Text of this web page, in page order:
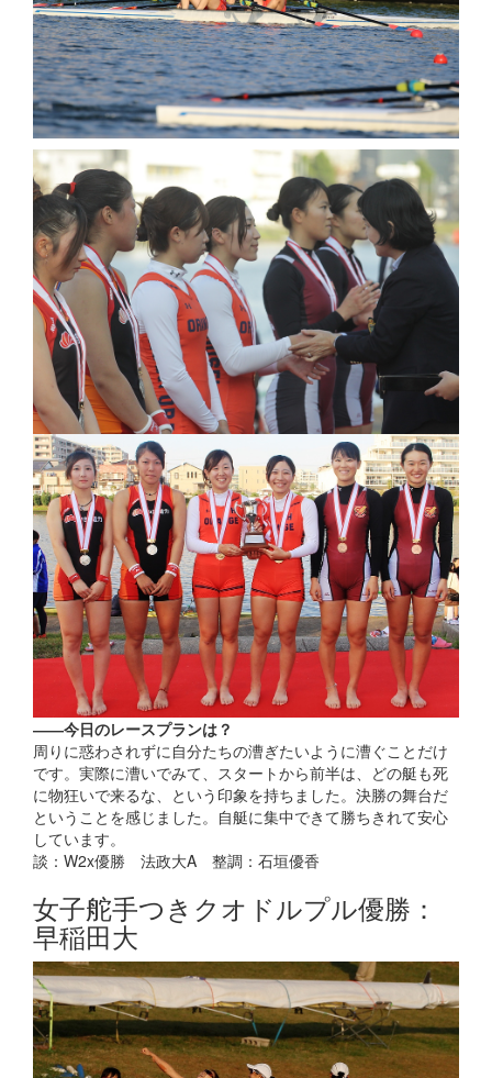
――今日のレースプランは？
周りに惑わされずに自分たちの漕ぎたいように漕ぐことだけ
です。実際に漕いでみて、スタートから前半は、どの艇も死
に物狂いで来るな、という印象を持ちました。決勝の舞台だ
ということを感じました。自艇に集中できて勝ちきれて安心
しています。
談：W2x優勝 法政大A 整調：石垣優香
女子舵手つきクオドルプル優勝：
早稲田大